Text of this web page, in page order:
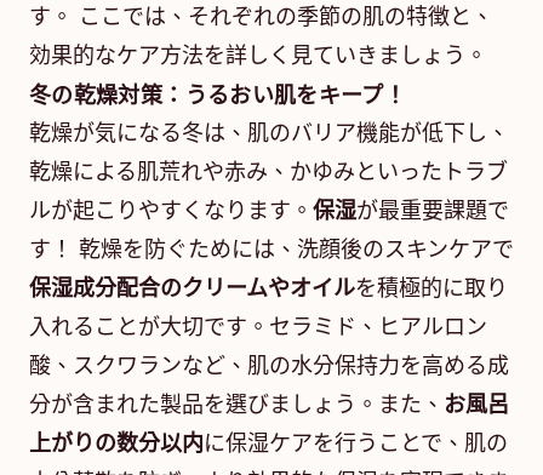
す。 ここでは、それぞれの季節の肌の特徴と、
効果的なケア方法を詳しく見ていきましょう。
冬の乾燥対策：うるおい肌をキープ！
乾燥が気になる冬は、肌のバリア機能が低下し、
乾燥による肌荒れや赤み、かゆみといったトラブ
ルが起こりやすくなります。 保湿が最重要課題で
す！ 乾燥を防ぐためには、洗顔後のスキンケアで
保湿成分配合のクリームやオイルを積極的に取り
入れることが大切です。セラミド、ヒアルロン
酸、スクワランなど、肌の水分保持力を高める成
分が含まれた製品を選びましょう。また、 お風呂
上がりの数分以内に保湿ケアを行うことで、肌の